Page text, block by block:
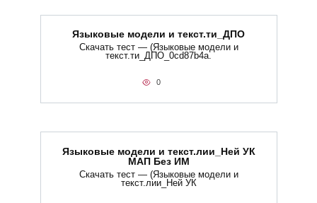
Языковые модели и текст.ти_ДПО
Скачать тест — (Языковые модели и
текст.ти_ДПО_0cd87b4a.
0
Языковые модели и текст.лии_Ней УК
МАП Без ИМ
Скачать тест — (Языковые модели и
текст.лии_Ней УК